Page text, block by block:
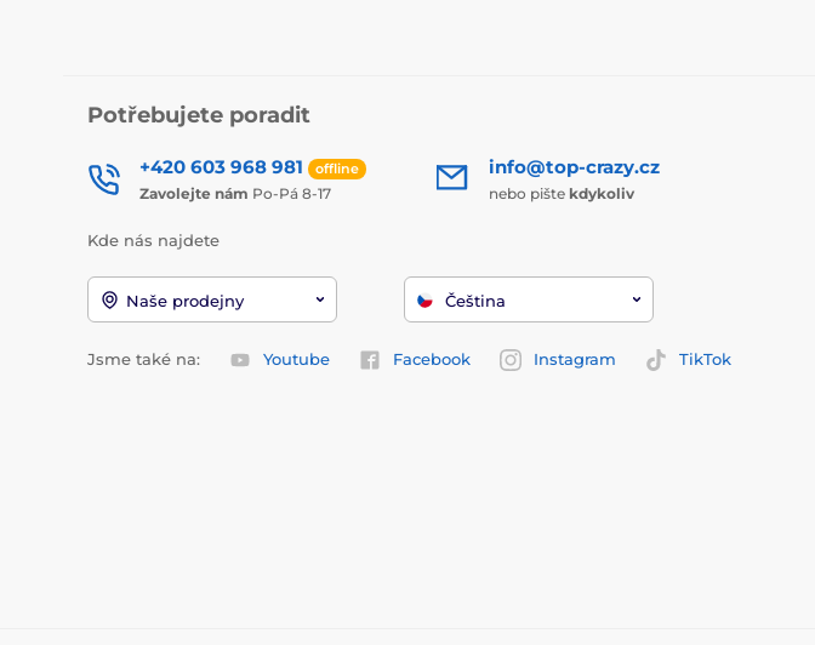
Potřebujete poradit
+420 603 968 981 offline
Zavolejte nám Po-Pá 8-17
info@top-crazy.cz
nebo pište kdykoliv
Kde nás najdete
Naše prodejny Čeština
Jsme také na: Youtube Facebook Instagram TikTok